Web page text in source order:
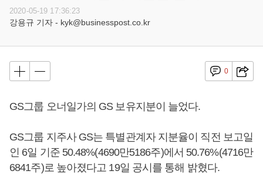
2020-05-19 17:36:23
강용규 기자 - kyk@businesspost.co.kr
0
GS그룹 오너일가의 GS 보유지분이 늘었다.
GS그룹 지주사 GS는 특별관계자 지분율이 직전 보고일
인 6일 기준 50.48%(4690만5186주)에서 50.76%(4716만
6841주)로 높아졌다고 19일 공시를 통해 밝혔다.